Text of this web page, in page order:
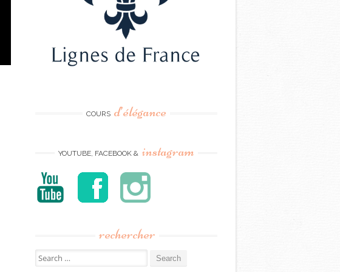
COURS d’élégance
YOUTUBE, FACEBOOK & instagram
rechercher
Search
for: